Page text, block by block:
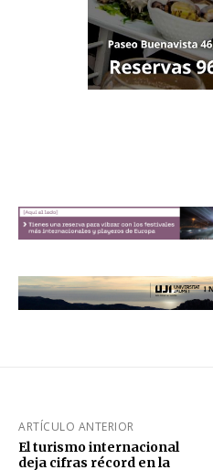
ARTÍCULO ANTERIOR
El turismo internacional
deja cifras récord en la